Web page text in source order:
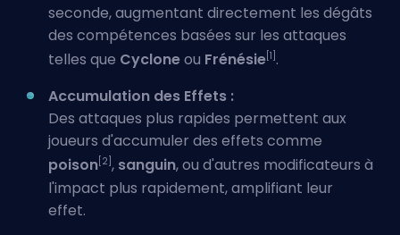
seconde, augmentant directement les dégâts
des compétences basées sur les attaques
telles que Cycloneou Frénésie [1] .
Accumulation des Effets :
Des attaques plus rapides permettent aux
joueurs d'accumuler des effets comme
poison [2] , sanguin, ou d'autres modificateurs à
l'impact plus rapidement, amplifiant leur
effet.